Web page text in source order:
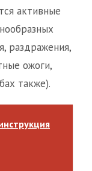
активные
раздражения,
ожоги,
также).